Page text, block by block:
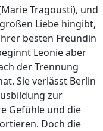
Tragousti), und
Liebe hingibt,
besten Freundin
Leonie aber
der Trennung
Sie verlässt Berlin
zur
Gefühle und die
Doch die